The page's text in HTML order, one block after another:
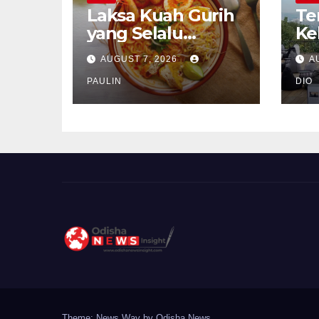
Laksa Kuah Gurih
yang Selalu
Dirindukan
AUGUST 7, 2026
PAULIN DIO